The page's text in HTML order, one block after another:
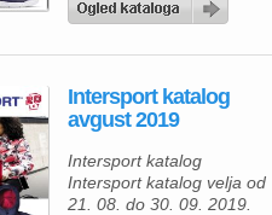
Imagine PS in vezi ELW
moških smuči Amphibio 13
za 398, 99 €. Ob nakupu
smuči […]
Intersport katalog
avgust 2019
Intersport katalog
Intersport katalog velja od
21. 08. do 30. 09. 2019.